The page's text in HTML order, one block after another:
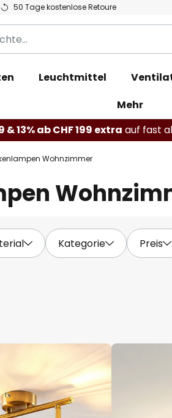
50 Tage kostenlose Retoure
Leuchtmittel
Mehr
& 13% ab CHF 199 extra auf fast
Wohnzimmer
Kategorie Preis